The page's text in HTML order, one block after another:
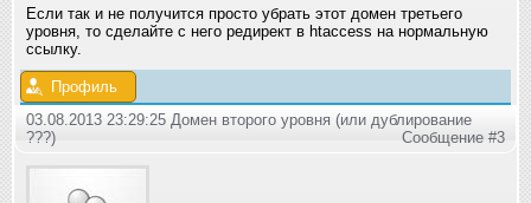
Если так и не получится просто убрать этот домен третьего
уровня, то сделайте с него редирект в htaccess на нормальную
ссылку.
Профиль
03.08.2013 23:29:25 Домен второго уровня (или дублирование
???)
Сообщение #3